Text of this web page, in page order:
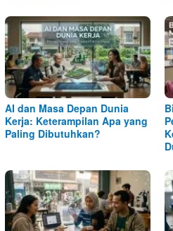
AI dan Masa Depan Dunia
Kerja: Keterampilan Apa yang
Paling Dibutuhkan?